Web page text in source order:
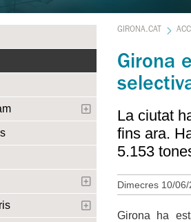
GIRONA.CAT
Girona
La ciutat
fins ara.
5.153
Dimecres 10/
Girona ha